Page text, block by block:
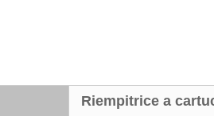
Riempitrice a